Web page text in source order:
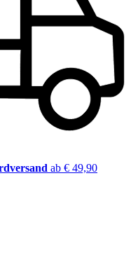
ab € 49,90